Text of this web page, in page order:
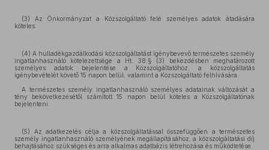
(3) Az Önkormányzat a Közszolgáltató felé személyes adatok átadására
köteles.
(4) A hulladékgazdálkodási közszolgáltatást igénybevevő természetes személy
ingatlanhasználó kötelezettsége a Ht. 38.§ (3) bekezdésben meghatározott
személyes adatok bejelentése a Közszolgáltatóhoz, a közszolgáltatás
igénybevételét követő 15 napon belül, valamint a Közszolgáltató felhívására.
A természetes személy ingatlanhasználó személyes adatainak változását a
tény bekövetkezésétől számított 15 napon belül köteles a Közszolgáltatónak
bejelenteni.
(5) Az adatkezelés célja a közszolgáltatással összefüggően a természetes
személy ingatlanhasználó személyének megállapításához, a közszolgáltatási díj
behajtásához szükséges és arra alkalmas adatbázis létrehozása és működtetése.